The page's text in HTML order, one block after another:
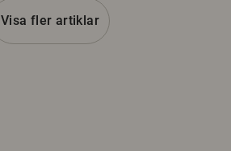
Visa fler artiklar